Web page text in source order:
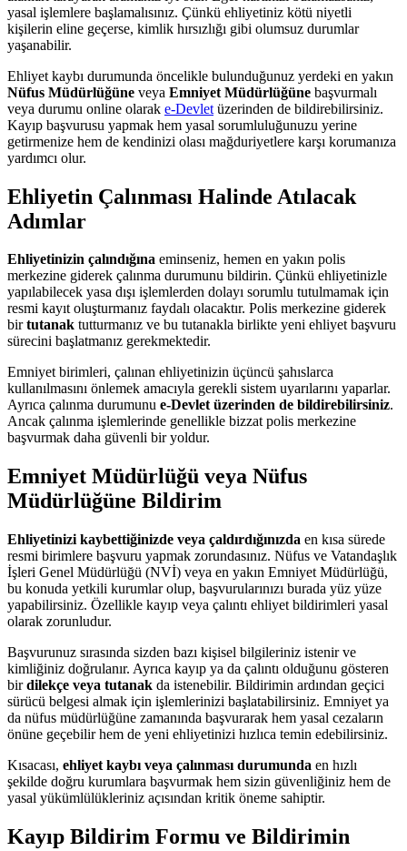
yasal işlemlere başlamalısınız. Çünkü ehliyetiniz kötü niyetli
kişilerin eline geçerse, kimlik hırsızlığı gibi olumsuz durumlar
yaşanabilir.
Ehliyet kaybı durumunda öncelikle bulunduğunuz yerdeki en yakın
Nüfus Müdürlüğüne veya Emniyet Müdürlüğüne başvurmalı
veya durumu online olarak e-Devlet üzerinden de bildirebilirsiniz.
Kayıp başvurusu yapmak hem yasal sorumluluğunuzu yerine
getirmenize hem de kendinizi olası mağduriyetlere karşı korumanıza
yardımcı olur.
Ehliyetin Çalınması Halinde Atılacak
Adımlar
Ehliyetinizin çalındığına eminseniz, hemen en yakın polis
merkezine giderek çalınma durumunu bildirin. Çünkü ehliyetinizle
yapılabilecek yasa dışı işlemlerden dolayı sorumlu tutulmamak için
resmi kayıt oluşturmanız faydalı olacaktır. Polis merkezine giderek
birtutanak tutturmanız ve bu tutanakla birlikte yeni ehliyet başvuru
sürecini başlatmanız gerekmektedir.
Emniyet birimleri, çalınan ehliyetinizin üçüncü şahıslarca
kullanılmasını önlemek amacıyla gerekli sistem uyarılarını yaparlar.
Ayrıca çalınma durumunu e-Devlet üzerinden de bildirebilirsiniz.
Ancak çalınma işlemlerinde genellikle bizzat polis merkezine
başvurmak daha güvenli bir yoldur.
Emniyet Müdürlüğü veya Nüfus
Müdürlüğüne Bildirim
Ehliyetinizi kaybettiğinizde veya çaldırdığınızda en kısa sürede
resmi birimlere başvuru yapmak zorundasınız. Nüfus ve Vatandaşlık
İşleri Genel Müdürlüğü (NVİ) veya en yakın Emniyet Müdürlüğü,
bu konuda yetkili kurumlar olup, başvurularınızı burada yüz yüze
yapabilirsiniz. Özellikle kayıp veya çalıntı ehliyet bildirimleri yasal
olarak zorunludur.
Başvurunuz sırasında sizden bazı kişisel bilgileriniz istenir ve
kimliğiniz doğrulanır. Ayrıca kayıp ya da çalıntı olduğunu gösteren
birdilekçe veya tutanak da istenebilir. Bildirimin ardından geçici
sürücü belgesi almak için işlemlerinizi başlatabilirsiniz. Emniyet ya
da nüfus müdürlüğüne zamanında başvurarak hem yasal cezaların
önüne geçebilir hem de yeni ehliyetinizi hızlıca temin edebilirsiniz.
Kısacası, ehliyet kaybı veya çalınması durumunda en hızlı
şekilde doğru kurumlara başvurmak hem sizin güvenliğiniz hem de
yasal yükümlülükleriniz açısından kritik öneme sahiptir.
Kayıp Bildirim Formu ve Bildirimin